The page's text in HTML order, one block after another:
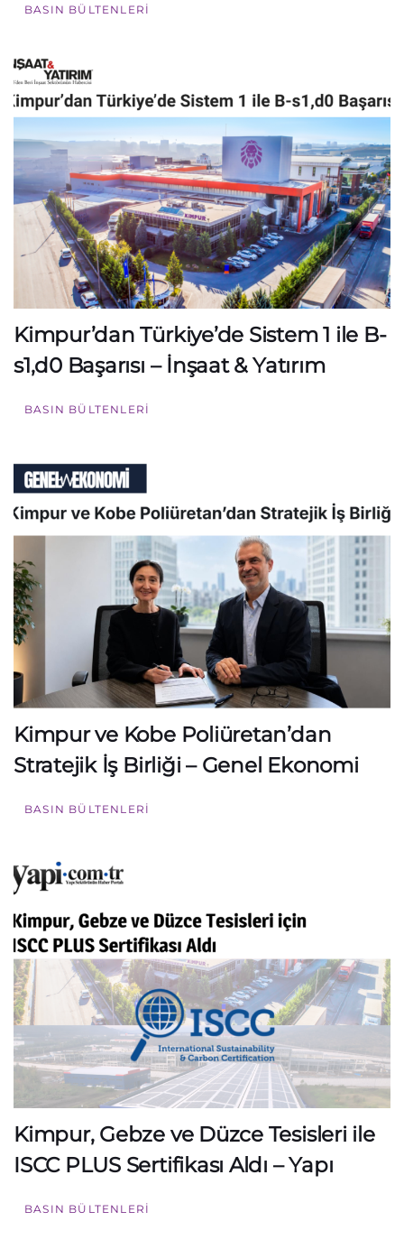
BASIN BÜLTENLERI
Kimpur’dan Türkiye’de Sistem 1 ile B-
s1,d0 Başarısı – İnşaat & Yatırım
BASIN BÜLTENLERI
Kimpur ve Kobe Poliüretan’dan
Stratejik İş Birliği – Genel Ekonomi
BASIN BÜLTENLERI
Kimpur, Gebze ve Düzce Tesisleri ile
ISCC PLUS Sertifikası Aldı – Yapı
BASIN BÜLTENLERI